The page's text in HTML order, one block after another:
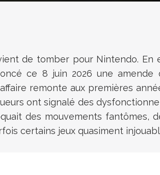
de tomber pour Nintendo.
ce 8 juin 2026 une
remonte aux premières
ont signalé des
des mouvements fantômes,
certains jeux quasiment